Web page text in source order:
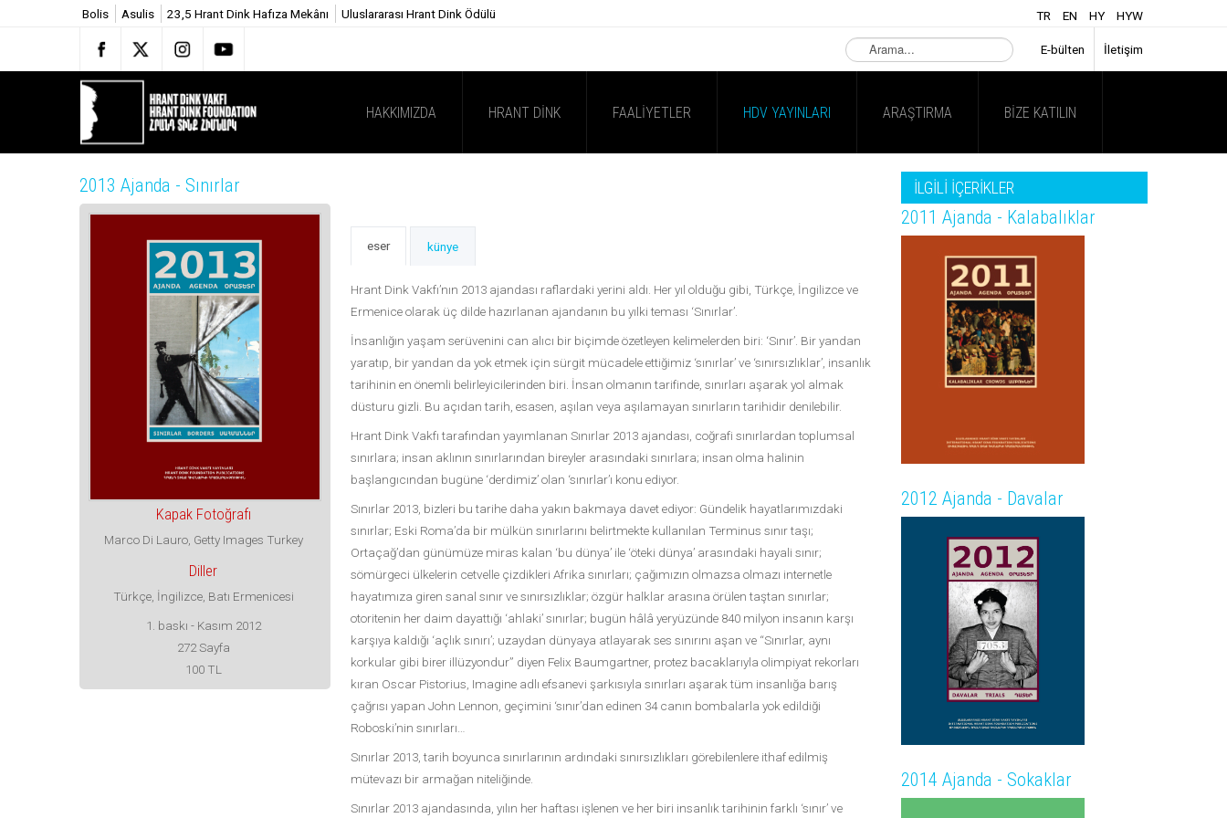
Bolis Asulis 23,5 Hrant Dink Hafıza Mekânı Uluslararası Hrant Dink Ödülü TR EN HY HYW
Arama...
E-bülten İletişim
HAKKIMIZDA HRANT DINK FAALIYETLER HDV YAYINLARI ARAŞTIRMA BIZE KATILIN
2013 Ajanda - Sınırlar
Kapak Fotoğrafı
Marco Di Lauro, Getty Images Turkey
Diller
Türkçe, İngilizce, Batı Ermenicesi
1. baskı - Kasım 2012
272 Sayfa
100 TL
eser künye
Hrant Dink Vakfı’nın 2013 ajandası raflardaki yerini aldı. Her yıl olduğu gibi, Türkçe, İngilizce ve
Ermenice olarak üç dilde hazırlanan ajandanın bu yılki teması ‘Sınırlar’.
İnsanlığın yaşam serüvenini can alıcı bir biçimde özetleyen kelimelerden biri: ‘Sınır’. Bir yandan
yaratıp, bir yandan da yok etmek için sürgit mücadele ettiğimiz ‘sınırlar’ ve ‘sınırsızlıklar’, insanlık
tarihinin en önemli belirleyicilerinden biri. İnsan olmanın tarifinde, sınırları aşarak yol almak
düsturu gizli. Bu açıdan tarih, esasen, aşılan veya aşılamayan sınırların tarihidir denilebilir.
Hrant Dink Vakfı tarafından yayımlanan Sınırlar 2013 ajandası, coğrafi sınırlardan toplumsal
sınırlara; insan aklının sınırlarından bireyler arasındaki sınırlara; insan olma halinin
başlangıcından bugüne ‘derdimiz’ olan ‘sınırlar’ı konu ediyor.
Sınırlar 2013, bizleri bu tarihe daha yakın bakmaya davet ediyor: Gündelik hayatlarımızdaki
sınırlar; Eski Roma’da bir mülkün sınırlarını belirtmekte kullanılan Terminus sınır taşı;
Ortaçağ’dan günümüze miras kalan ‘bu dünya’ ile ‘öteki dünya’ arasındaki hayali sınır;
sömürgeci ülkelerin cetvelle çizdikleri Afrika sınırları; çağımızın olmazsa olmazı internetle
hayatımıza giren sanal sınır ve sınırsızlıklar; özgür halklar arasına örülen taştan sınırlar;
otoritenin her daim dayattığı ‘ahlaki’ sınırlar; bugün hâlâ yeryüzünde 840 milyon insanın karşı
karşıya kaldığı ‘açlık sınırı’; uzaydan dünyaya atlayarak ses sınırını aşan ve “Sınırlar, aynı
korkular gibi birer illüzyondur” diyen Felix Baumgartner, protez bacaklarıyla olimpiyat rekorları
kıran Oscar Pistorius, Imagine adlı efsanevi şarkısıyla sınırları aşarak tüm insanlığa barış
çağrısı yapan John Lennon, geçimini ‘sınır’dan edinen 34 canın bombalarla yok edildiği
Roboski’nin sınırları…
Sınırlar 2013, tarih boyunca sınırlarının ardındaki sınırsızlıkları görebilenlere ithaf edilmiş
mütevazı bir armağan niteliğinde.
Sınırlar 2013 ajandasında, yılın her haftası işlenen ve her biri insanlık tarihinin farklı ‘sınır’ ve
İLGİLİ İÇERİKLER
2011 Ajanda - Kalabalıklar
2012 Ajanda - Davalar
2014 Ajanda - Sokaklar